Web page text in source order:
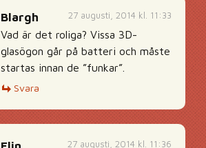
27 augusti, 2014 kl. 11:33
Blargh
Vad är det roliga? Vissa 3D-
glasögon går på batteri och måste
startas innan de ”funkar”.
Svara
27 augusti, 2014 kl. 11:36